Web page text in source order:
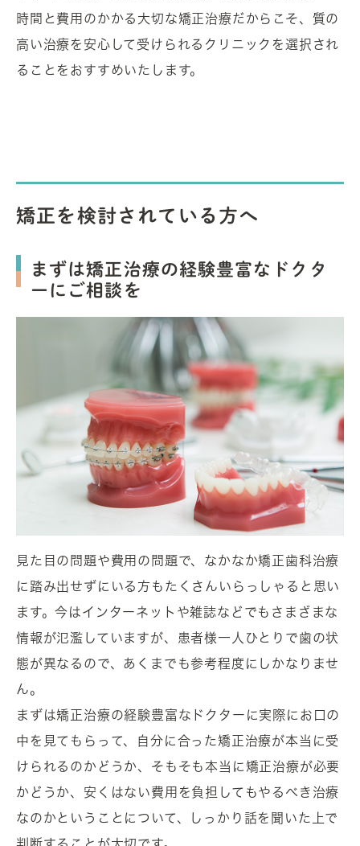
時間と費用のかかる大切な矯正治療だからこそ、質の
高い治療を安心して受けられるクリニックを選択され
ることをおすすめいたします。
矯正を検討されている方へ
まずは矯正治療の経験豊富なドクタ
ーにご相談を
見た目の問題や費用の問題で、なかなか矯正歯科治療
に踏み出せずにいる方もたくさんいらっしゃると思い
ます。今はインターネットや雑誌などでもさまざまな
情報が氾濫していますが、患者様一人ひとりで歯の状
態が異なるので、あくまでも参考程度にしかなりませ
ん。
まずは矯正治療の経験豊富なドクターに実際にお口の
中を見てもらって、自分に合った矯正治療が本当に受
けられるのかどうか、そもそも本当に矯正治療が必要
かどうか、安くはない費用を負担してもやるべき治療
なのかということについて、しっかり話を聞いた上で
判断することが大切です。